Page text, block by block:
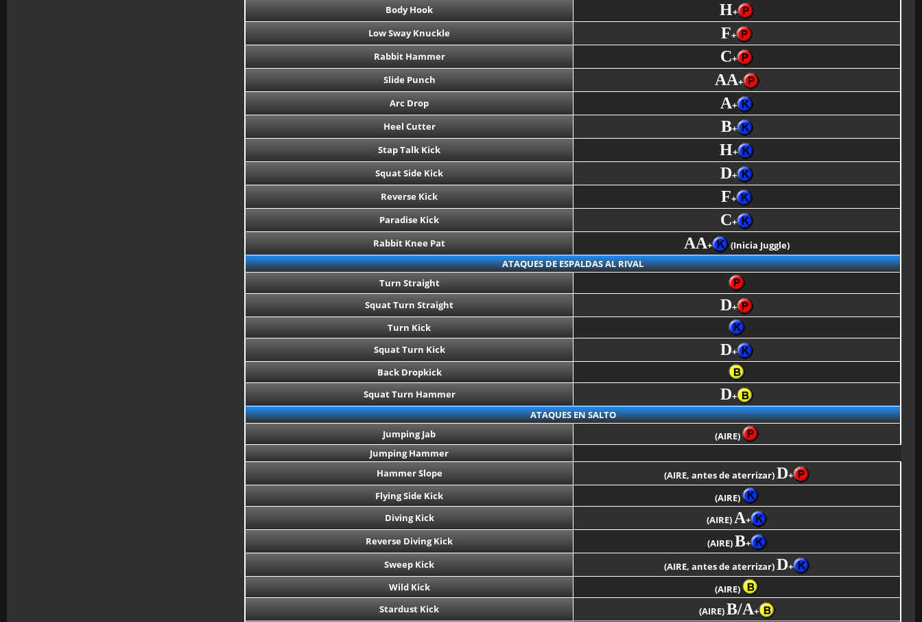
Body Hook
H+
Low Sway Knuckle
F+
Rabbit Hammer
C+
Slide Punch
AA+
Arc Drop
A+
Heel Cutter
B+
Stap Talk Kick
H+
Squat Side Kick
D+
Reverse Kick
F+
Paradise Kick
C+
Rabbit Knee Pat
AA+
(Inicia Juggle)
ATAQUES DE ESPALDAS AL RIVAL
Turn Straight
Squat Turn Straight
D+
Turn Kick
Squat Turn Kick
D+
Back Dropkick
Squat Turn Hammer
D+
ATAQUES EN SALTO
Jumping Jab
(AIRE)
Jumping Hammer
Hammer Slope
(AIRE, antes de aterrizar)D+
Flying Side Kick
(AIRE)
Diving Kick
(AIRE) A+
Reverse Diving Kick
(AIRE)B+
Sweep Kick
(AIRE, antes de aterrizar)D+
Wild Kick
(AIRE)
Stardust Kick
(AIRE)B/A+